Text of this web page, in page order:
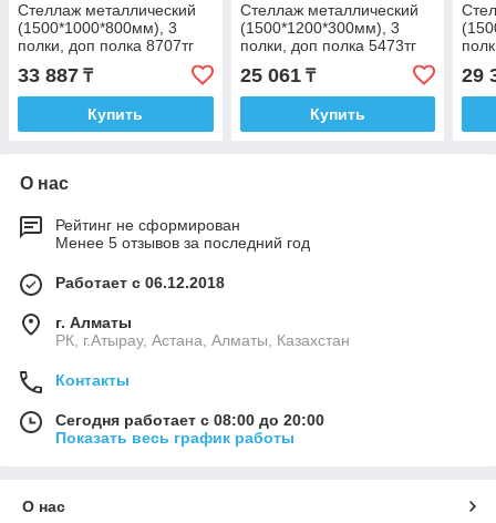
Стеллаж металлический
(1500*1000*800мм), 3
полки, доп полка 8707тг
33 887 ₸
Купить
Стеллаж металлический
(1500*1200*300мм), 3
полки, доп полка 5473тг
25 061₸
Купить
29
О нас
Рейтинг не сформирован
Менее 5 отзывов за последний год
Работает с 06.12.2018
г. Алматы
РК, г.Атырау, Астана, Алматы, Казахстан
Контакты
Сегодня работает с 08:00 до 20:00
Показать весь график работы
О нас